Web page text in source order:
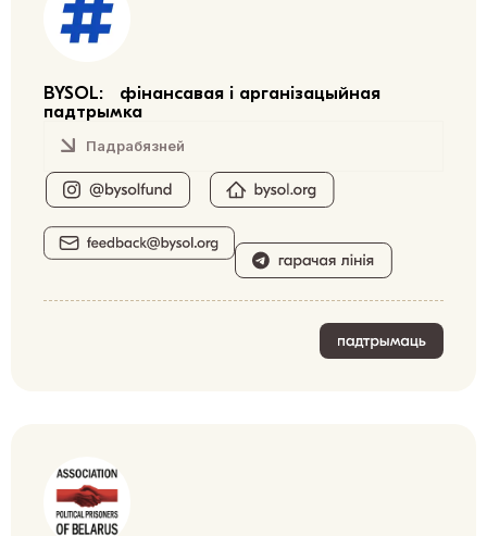
BYSOL: фінансавая і арганізацыйная
падтрымка
Падрабязней